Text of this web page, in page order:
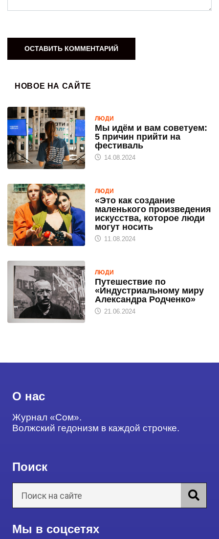
НОВОЕ НА САЙТЕ
ЛЮДИ
Мы идём и вам советуем:
5 причин прийти на
фестиваль
14.08.2024
ЛЮДИ
«Это как создание
маленького произведения
искусства, которое люди
могут носить
11.08.2024
ЛЮДИ
Путешествие по
«Индустриальному миру
Александра Родченко»
21.06.2024
О нас
Журнал «Сом».
Волжский гедонизм в каждой строчке.
Поиск
Мы в соцсетях